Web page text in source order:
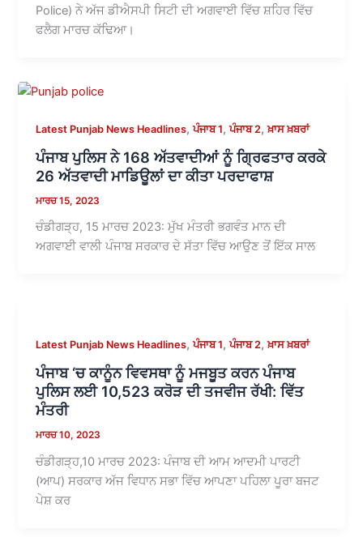
Police) ਨੇ ਅੱਜ ਡੀਐਸਪੀ ਸਿਟੀ ਦੀ ਅਗਵਾਈ ਵਿੱਚ ਸ਼ਹਿਰ ਵਿੱਚ
ਫਲੈਗ ਮਾਰਚ ਕੱਢਿਆ।
Latest Punjab News Headlines,ਪੰਜਾਬ 1,ਪੰਜਾਬ 2,ਖ਼ਾਸ ਖ਼ਬਰਾਂ
ਪੰਜਾਬ ਪੁਲਿਸ ਨੇ 168 ਅੱਤਵਾਦੀਆਂ ਨੂੰ ਗ੍ਰਿਫਤਾਰ ਕਰਕੇ
26 ਅੱਤਵਾਦੀ ਮਾਡਿਊਲਾਂ ਦਾ ਕੀਤਾ ਪਰਦਾਫਾਸ਼
ਮਾਰਚ 15, 2023
ਚੰਡੀਗੜ੍ਹ, 15 ਮਾਰਚ 2023: ਮੁੱਖ ਮੰਤਰੀ ਭਗਵੰਤ ਮਾਨ ਦੀ
ਅਗਵਾਈ ਵਾਲੀ ਪੰਜਾਬ ਸਰਕਾਰ ਦੇ ਸੱਤਾ ਵਿੱਚ ਆਉਣ ਤੋਂ ਇੱਕ ਸਾਲ
Latest Punjab News Headlines,ਪੰਜਾਬ 1,ਪੰਜਾਬ 2,ਖ਼ਾਸ ਖ਼ਬਰਾਂ
ਪੰਜਾਬ ‘ਚ ਕਾਨੂੰਨ ਵਿਵਸਥਾ ਨੂੰ ਮਜਬੂਤ ਕਰਨ ਪੰਜਾਬ
ਪੁਲਿਸ ਲਈ 10,523 ਕਰੋੜ ਦੀ ਤਜਵੀਜ ਰੱਖੀ: ਵਿੱਤ
ਮੰਤਰੀ
ਮਾਰਚ 10, 2023
ਚੰਡੀਗੜ੍ਹ,10 ਮਾਰਚ 2023: ਪੰਜਾਬ ਦੀ ਆਮ ਆਦਮੀ ਪਾਰਟੀ
(ਆਪ) ਸਰਕਾਰ ਅੱਜ ਵਿਧਾਨ ਸਭਾ ਵਿੱਚ ਆਪਣਾ ਪਹਿਲਾ ਪੂਰਾ ਬਜਟ
ਪੇਸ਼ ਕਰ